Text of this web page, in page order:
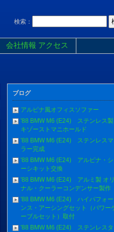
検索：
会社情報 アクセス
ブログ
アルピナ風オフィスソファー
'88 BMW M6 (E24) ステンレス製
キゾーストマニホールド
'88 BMW M6 (E24) ステンレスマ
ラー完成
'88 BMW M6 (E24) アルピナ・シ
ーシキット交換
'88 BMW M6 (E24) アルミ製 オ
ナル・クーラーコンデンサー製作
'88 BMW M6 (E24) ハイパフォー
ンス・アーシングセット（パワー
ーブルセット）取付
'88 BMW M6 (E24) ステンレスタ